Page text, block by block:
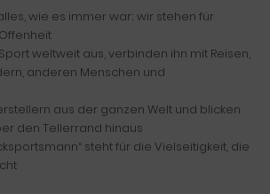
wie es immer war; wir stehen für
weltweit aus, verbinden ihn mit Reisen,
anderen Menschen und
aus der ganzen Welt und blicken
den Tellerrand hinaus
steht für die Vielseitigkeit, die